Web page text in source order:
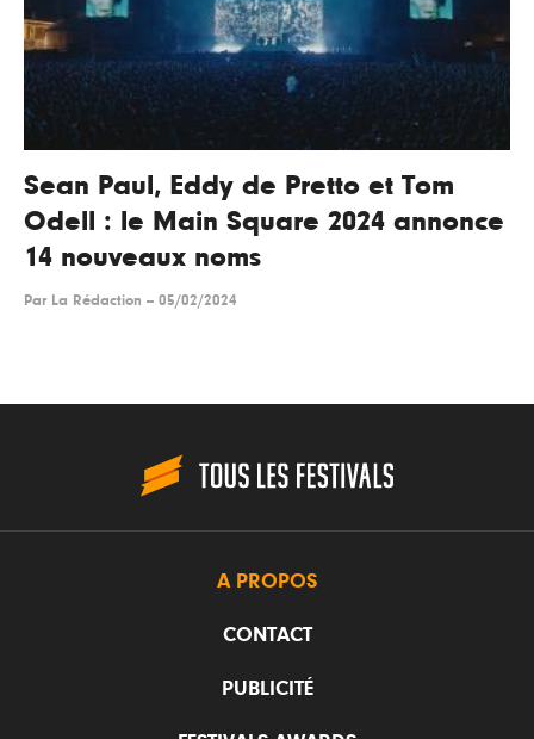
Sean Paul, Eddy de Pretto et Tom
Odell : le Main Square 2024 annonce
14 nouveaux noms
Par La Rédaction -- 05/02/2024
A PROPOS
CONTACT
PUBLICITÉ